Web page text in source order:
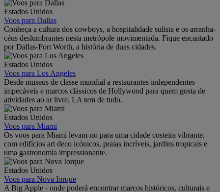
Estados Unidos
Voos para Dallas
Conheça a cultura dos cowboys, a hospitalidade sulista e os arranha-
céus deslumbrantes nesta metrópole movimentada. Fique encantado
por Dallas-Fort Worth, a história de duas cidades.
Estados Unidos
Voos para Los Angeles
Desde museus de classe mundial a restaurantes independentes
impecáveis e marcos clássicos de Hollywood para quem gosta de
atividades ao ar livre, LA tem de tudo.
Estados Unidos
Voos para Miami
Os voos para Miami levam-no para uma cidade costeira vibrante,
com edifícios art deco icónicos, praias incríveis, jardins tropicais e
uma gastronomia impressionante.
Estados Unidos
Voos para Nova Iorque
A Big Apple - onde poderá encontrar marcos históricos, culturais e